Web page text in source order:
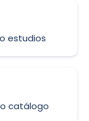
estudios
catálogo